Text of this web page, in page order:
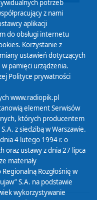
potrzeb
z nami
aplikacji
do obsługi internetu
Korzystanie z
ustawień dotyczących
pamięci urządzenia.
Polityce prywatności
www.radiopik.pl
element Serwisów
których producentem
z siedzibą w Warszawie.
4 lutego 1994 r. o
oraz ustawy z dnia 27 lipca
materiały
Rozgłośnię w
S.A. na podstawie
wykorzystywanie